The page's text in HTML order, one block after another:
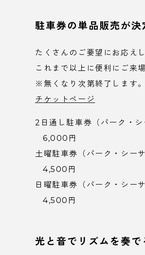
駐車券の単品販売が決
たくさんのご要望にお応え
これまで以上に便利にご来
※無くなり次第終了します。
チケットページ
2日通し駐車券（パーク・シ
6,000円
土曜駐車券（パーク・シーサ
4,500円
日曜駐車券（パーク・シーサ
4,500円
光と音でリズムを奏